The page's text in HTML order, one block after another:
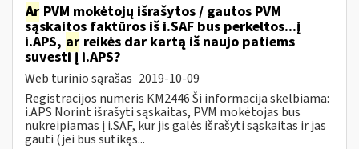
Ar PVM mokėtojų išrašytos / gautos PVM
sąskaitos faktūros iš i.SAF bus perkeltos...į
i.APS, ar reikės dar kartą iš naujo patiems
suvesti į i.APS?
Web turinio sąrašas 2019-10-09
Registracijos numeris KM2446 Ši informacija skelbiama:
i.APS Norint išrašyti sąskaitas, PVM mokėtojas bus
nukreipiamas į i.SAF, kur jis galės išrašyti sąskaitas ir jas
gauti (jei bus sutikęs...